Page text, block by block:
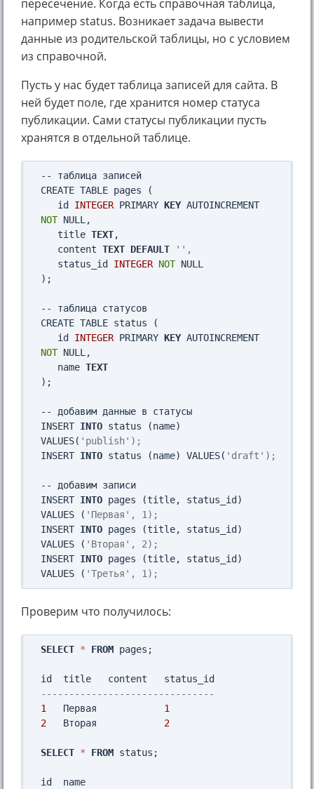
пересечение. Когда есть справочная таблица,
например status. Возникает задача вывести
данные из родительской таблицы, но с условием
из справочной.
Пусть у нас будет таблица записей для сайта. В
ней будет поле, где хранится номер статуса
публикации. Сами статусы публикации пусть
хранятся в отдельной таблице.
-- таблица записей
CREATE TABLE pages (
   id
INTEGER PRIMARY KEY
NOT NULL,
   title
TEXT,
   content
TEXT DEFAULT
'',
   status_id
INTEGER NOT NULL
);
-- таблица статусов
CREATE TABLE status (
   id
INTEGER PRIMARY KEY
NOT NULL,
   name
TEXT
);
-- добавим данные в статусы
INSERT INTO status (name)
VALUES( 'publish');
INSERT INTO status (name) VALUES( 'draft');
-- добавим записи
INSERT INTO pages (title, status_id)
VALUES ( 'Первая', 1);
INSERT INTO pages (title, status_id)
VALUES ( 'Вторая', 2);
INSERT INTO pages (title, status_id)
VALUES ( 'Третья', 1);
Проверим что получилось:
SELECT * FROM pages;
-------------------------------
1
   Первая
1
2
   Вторая
2
SELECT * FROM status;